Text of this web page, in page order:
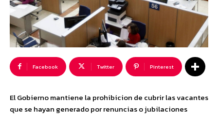
Facebook Twitter Pinterest
El Gobierno mantiene la prohibicion de cubrir las vacantes
que se hayan generado por renuncias o jubilaciones